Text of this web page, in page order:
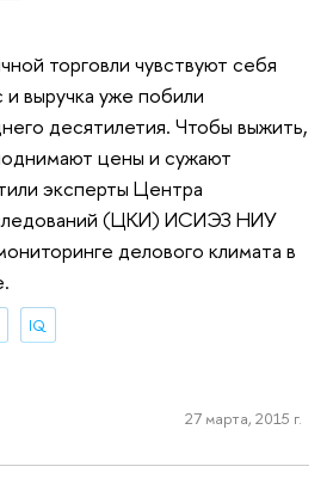
торговли чувствуют себя
выручка уже побили
десятилетия. Чтобы выжить,
цены и сужают
эксперты Центра
(ЦКИ) ИСИЭЗ НИУ
делового климата в
IQ
27 марта, 2015 г.